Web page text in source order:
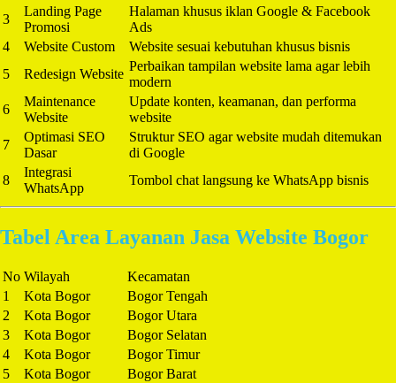
3
Landing Page
Promosi
Halaman khusus iklan Google & Facebook
Ads
4
Website Custom
Website sesuai kebutuhan khusus bisnis
5
Redesign Website
Perbaikan tampilan website lama agar lebih
modern
6
Maintenance
Website
Update konten, keamanan, dan performa
website
7
Optimasi SEO
Dasar
Struktur SEO agar website mudah ditemukan
di Google
8
Integrasi
WhatsApp
Tombol chat langsung ke WhatsApp bisnis
Tabel Area Layanan Jasa Website Bogor
No Wilayah
Kecamatan
1
Kota Bogor
Bogor Tengah
2
Kota Bogor
Bogor Utara
3
Kota Bogor
Bogor Selatan
4
Kota Bogor
Bogor Timur
5
Kota Bogor
Bogor Barat